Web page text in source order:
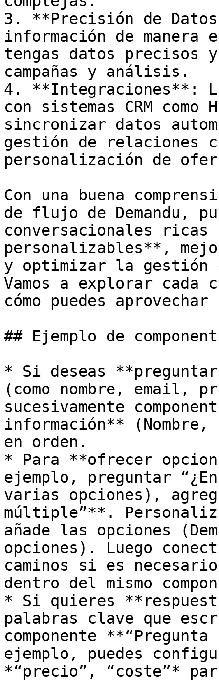
3. **Precisión de
información de manera
tengas datos
campañas y análisis.
4. **Integraciones**:
con sistemas CRM
sincronizar datos
gestión de relaciones
personalización de
Con una buena
de flujo de Demandu,
conversacionales ricas
personalizables**,
y optimizar la gestión
Vamos a explorar cada
cómo puedes
## Ejemplo de
* Si deseas
(como nombre, email,
sucesivamente
información**
en orden.
* Para **ofrecer
ejemplo, preguntar
varias opciones),
múltiple”**.
añade las opciones
opciones). Luego
caminos si es
dentro del mismo
* Si quieres
palabras clave que
componente
ejemplo, puedes
*“precio”, “coste”*